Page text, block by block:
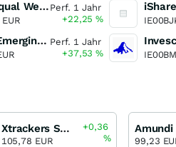
Xtrackers S&P 500 Equal Weight UCITS ETF Perf. 1 Jahr
+22,25%
Amundi Index MSCI Emerging Markets Capitalisation Perf. 1 Jahr
+37,53%
Xtrackers S&P 500 Equal Weight UCITS ETF
105,78 EUR
+0,36
%
99,23